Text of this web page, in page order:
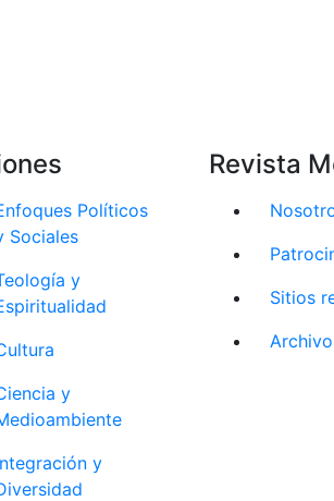
Políticos
Sociales
y
y
y
Revista
Sitios